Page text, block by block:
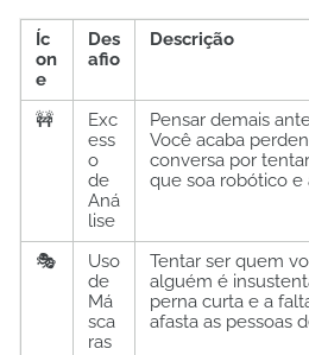
Íc
on
e
Des
afio
Descrição
🚧
Exc
ess
o
de
Aná
lise
Pensar demais
Você acaba
conversa por
que soa robótico e
🎭
Uso
de
Má
sca
ras
Tentar ser quem
alguém é
perna curta e a
afasta as pessoas